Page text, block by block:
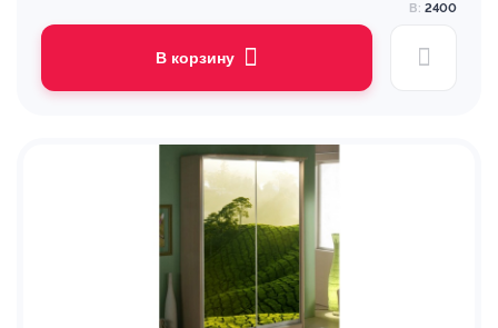
В: 2400
В корзину